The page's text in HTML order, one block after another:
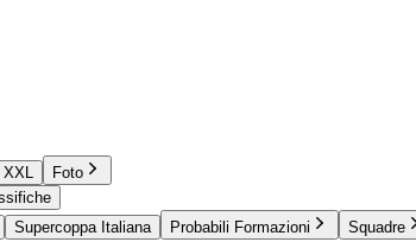
XXL
Foto
Supercoppa Italiana Probabili Formazioni Squadre